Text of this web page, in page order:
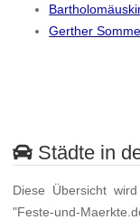
Gerther
Städte in
Diese Übersicht
"Feste-und-